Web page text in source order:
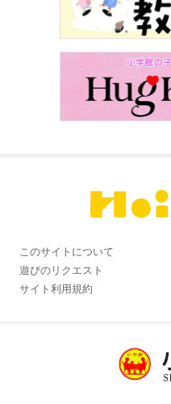
このサイトについて
遊びのリクエスト
サイト利用規約